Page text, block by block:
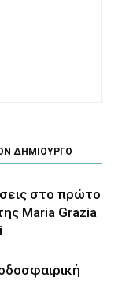
ΔΗΜΙΟΥΡΓΟ
στο πρώτο
Maria Grazia